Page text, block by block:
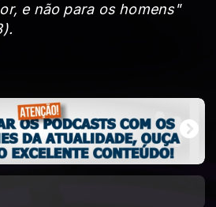
e não para os homens"